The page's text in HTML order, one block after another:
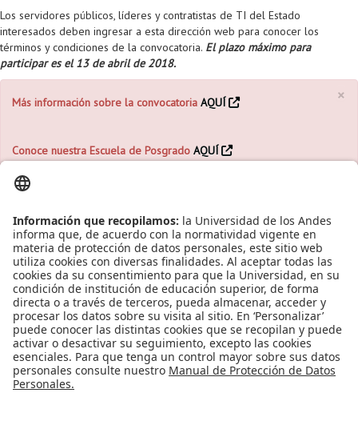
Los servidores públicos, líderes y contratistas de TI del Estado
interesados deben ingresar a esta dirección web para conocer los
términos y condiciones de la convocatoria. El plazo máximo para
participar es el 13 de abril de 2018.
×
Más información sobre la convocatoria AQUÍ
Conoce nuestra Escuela de Posgrado AQUÍ
Leído Tiempo Última modificación Jueves, 01 Marzo 2018 11:23
Publicado en Noticias
Etiquetado bajo
convocatorias becas convocatoria
Convocatorias
regionales
convocatorias posgrados Financiación
Financiación
Posgrados
maestria
Más en esta categoría
« ¿Interesado en realizar la práctica académica
en el 2018 – 20?